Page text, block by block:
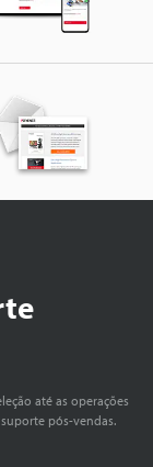
até as operações
pós-vendas.